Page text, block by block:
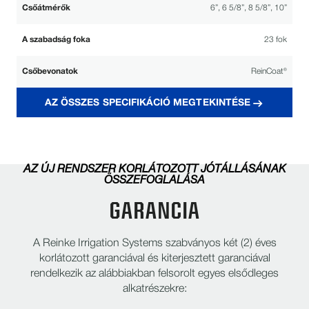
Csőátmérők 6”, 6 5/8”, 8 5/8”, 10”
A szabadság foka 23 fok
Csőbevonatok ReinCoat®
Megbízható hajtáslánc
Hatékony és hosszú élettartamú működésre
tervezték igényes körülmények között.
Hosszú távú rendszer teljesítményének és
tartósságának biztosítása.
AZ ÖSSZES SPECIFIKÁCIÓ MEGTEKINTÉSE
AZ ÚJ RENDSZER KORLÁTOZOTT JÓTÁLLÁSÁNAK
ÖSSZEFOGLALÁSA
GARANCIA
A Reinke Irrigation Systems szabványos két (2) éves
korlátozott garanciával és kiterjesztett garanciával
rendelkezik az alábbiakban felsorolt egyes elsődleges
alkatrészekre: